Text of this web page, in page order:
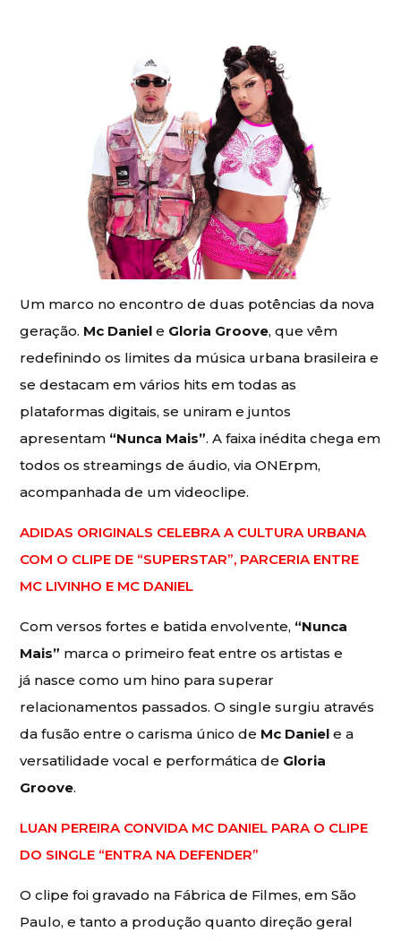
Um marco no encontro de duas potências da nova
geração. Mc Daniel e Gloria Groove, que vêm
redefinindo os limites da música urbana brasileira e
se destacam em vários hits em todas as
plataformas digitais, se uniram e juntos
apresentam “Nunca Mais”. A faixa inédita chega em
todos os streamings de áudio, via ONErpm,
acompanhada de um videoclipe.
ADIDAS ORIGINALS CELEBRA A CULTURA URBANA
COM O CLIPE DE “SUPERSTAR”, PARCERIA ENTRE
MC LIVINHO E MC DANIEL
Com versos fortes e batida envolvente, “Nunca
Mais” marca o primeiro feat entre os artistas e
já nasce como um hino para superar
relacionamentos passados. O single surgiu através
da fusão entre o carisma único de Mc Daniel e a
versatilidade vocal e performática de Gloria
Groove.
LUAN PEREIRA CONVIDA MC DANIEL PARA O CLIPE
DO SINGLE “ENTRA NA DEFENDER”
O clipe foi gravado na Fábrica de Filmes, em São
Paulo, e tanto a produção quanto direção geral